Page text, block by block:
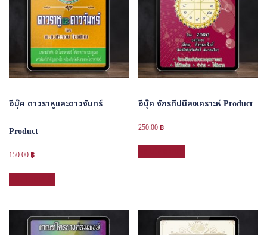
อีบุ๊ค ดาวราหูและดาวจันทร์
Product
150.00 ฿
อีบุ๊ค จักรทีปนีสงเคราะห์ Product
250.00 ฿